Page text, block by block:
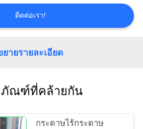
ติดต่อเรา!
ยายรายละเอียด
ณฑ์ที่คล้ายกัน
กระดาษไร้กระดาษ